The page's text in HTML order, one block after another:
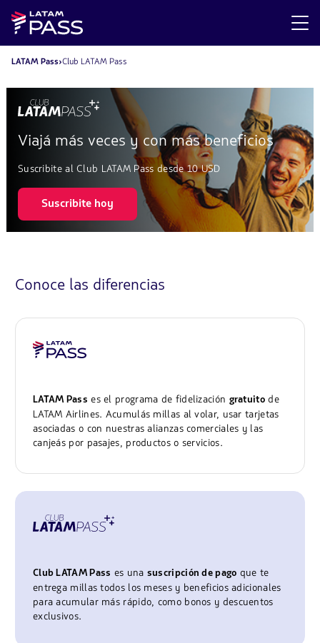
LATAM Pass Club LATAM Pass
Viajá más veces y con más beneficios
Suscribite al Club LATAM Pass desde 10 USD
Suscribite hoy
Conoce las diferencias
LATAM Pass es el programa de fidelización gratuitode
LATAM Airlines. Acumulás millas al volar, usar tarjetas
asociadas o con nuestras alianzas comerciales y las
canjeás por pasajes, productos o servicios.
Club LATAM Pass es una suscripción de pago que te
entrega millas todos los meses y beneficios adicionales
para acumular más rápido, como bonos y descuentos
exclusivos.